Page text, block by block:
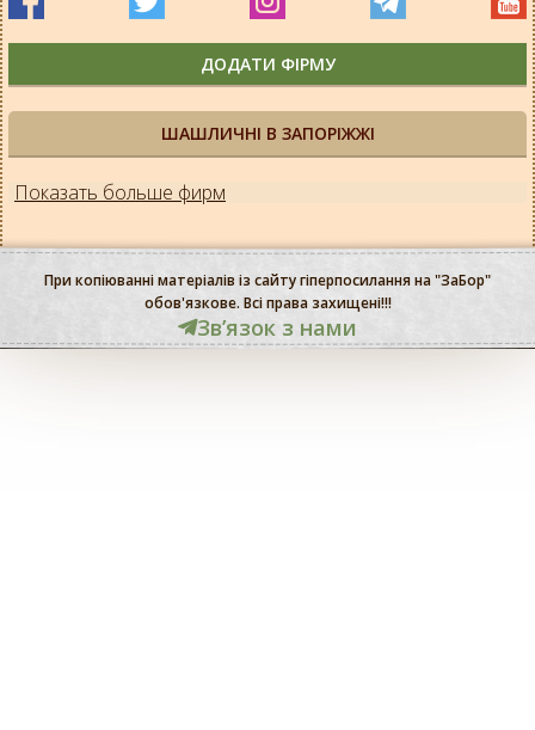
ШАШЛИЧНІ В ЗАПОРІЖЖІ
Показать больше фирм
ДОДАТИ ФІРМУ
При копіюванні матеріалів із сайту гіперпосилання на "ЗаБор"
обов'язкове. Всі права захищені!!!
Звʼязок з нами